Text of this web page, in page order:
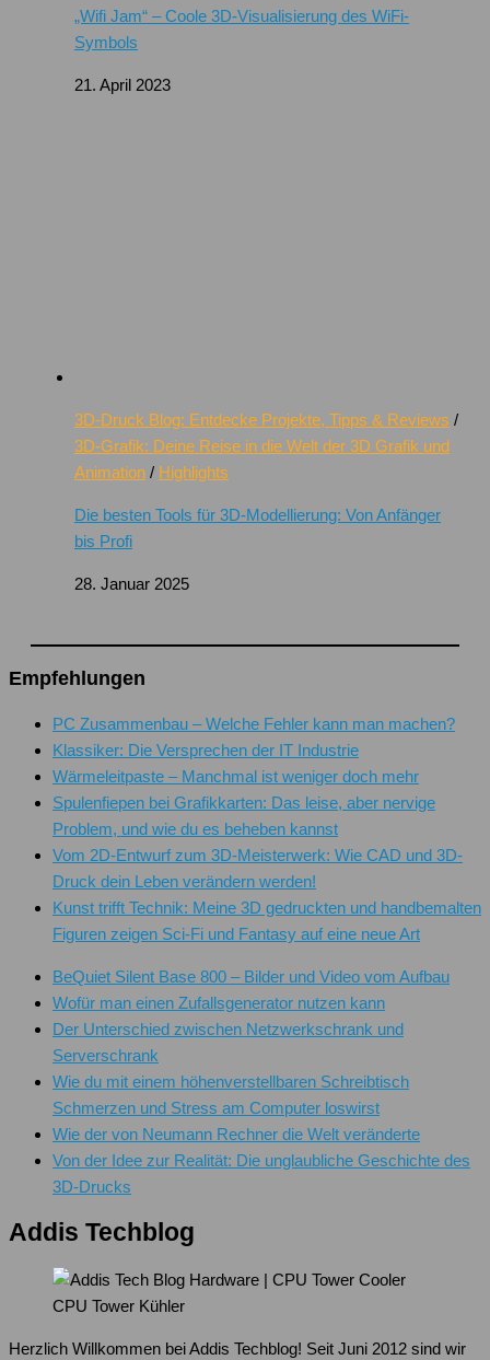
„Wifi Jam“ – Coole 3D-Visualisierung des WiFi-
Symbols
21. April 2023
3D-Druck Blog: Entdecke Projekte, Tipps & Reviews /
3D-Grafik: Deine Reise in die Welt der 3D Grafik und
Animation / Highlights
Die besten Tools für 3D-Modellierung: Von Anfänger
bis Profi
28. Januar 2025
Empfehlungen
PC Zusammenbau – Welche Fehler kann man machen?
Klassiker: Die Versprechen der IT Industrie
Wärmeleitpaste – Manchmal ist weniger doch mehr
Spulenfiepen bei Grafikkarten: Das leise, aber nervige
Problem, und wie du es beheben kannst
Vom 2D-Entwurf zum 3D-Meisterwerk: Wie CAD und 3D-
Druck dein Leben verändern werden!
Kunst trifft Technik: Meine 3D gedruckten und handbemalten
Figuren zeigen Sci-Fi und Fantasy auf eine neue Art
BeQuiet Silent Base 800 – Bilder und Video vom Aufbau
Wofür man einen Zufallsgenerator nutzen kann
Der Unterschied zwischen Netzwerkschrank und
Serverschrank
Wie du mit einem höhenverstellbaren Schreibtisch
Schmerzen und Stress am Computer loswirst
Wie der von Neumann Rechner die Welt veränderte
Von der Idee zur Realität: Die unglaubliche Geschichte des
3D-Drucks
Addis Techblog
CPU Tower Kühler
Herzlich Willkommen bei Addis Techblog! Seit Juni 2012 sind wir